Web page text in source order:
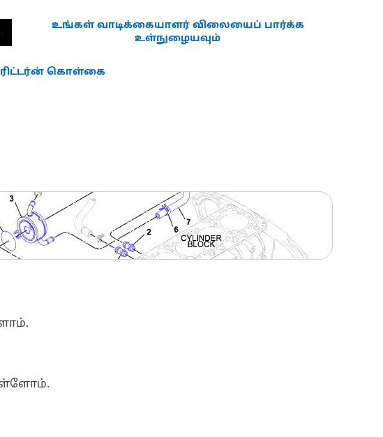
உங்கள் வாடிக்கையாளர் விலையைப் பார்க்க
உள்நுழையவும்
ரிட்டர்ன் கொள்கை